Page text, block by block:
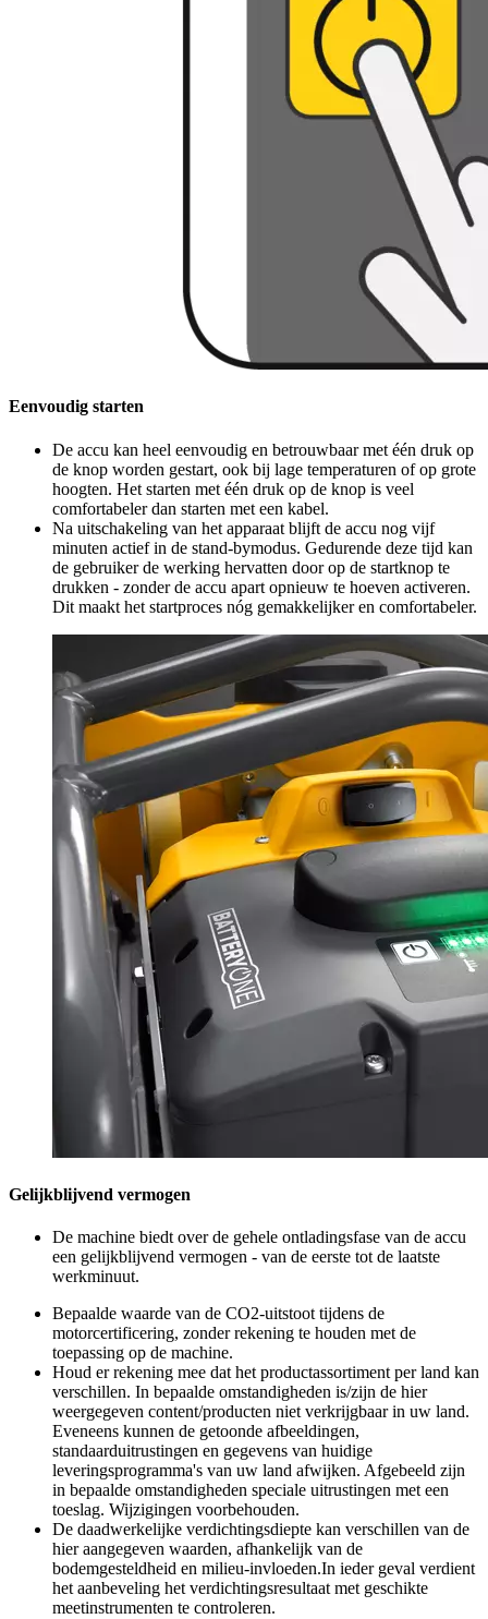
Eenvoudig starten
De accu kan heel eenvoudig en betrouwbaar met één druk op
de knop worden gestart, ook bij lage temperaturen of op grote
hoogten. Het starten met één druk op de knop is veel
comfortabeler dan starten met een kabel.
Na uitschakeling van het apparaat blijft de accu nog vijf
minuten actief in de stand-bymodus. Gedurende deze tijd kan
de gebruiker de werking hervatten door op de startknop te
drukken - zonder de accu apart opnieuw te hoeven activeren.
Dit maakt het startproces nóg gemakkelijker en comfortabeler.
Gelijkblijvend vermogen
De machine biedt over de gehele ontladingsfase van de accu
een gelijkblijvend vermogen - van de eerste tot de laatste
werkminuut.
Bepaalde waarde van de CO2-uitstoot tijdens de
motorcertificering, zonder rekening te houden met de
toepassing op de machine.
Houd er rekening mee dat het productassortiment per land kan
verschillen. In bepaalde omstandigheden is/zijn de hier
weergegeven content/producten niet verkrijgbaar in uw land.
Eveneens kunnen de getoonde afbeeldingen,
standaarduitrustingen en gegevens van huidige
leveringsprogramma's van uw land afwijken. Afgebeeld zijn
in bepaalde omstandigheden speciale uitrustingen met een
toeslag. Wijzigingen voorbehouden.
De daadwerkelijke verdichtingsdiepte kan verschillen van de
hier aangegeven waarden, afhankelijk van de
bodemgesteldheid en milieu-invloeden.In ieder geval verdient
het aanbeveling het verdichtingsresultaat met geschikte
meetinstrumenten te controleren.